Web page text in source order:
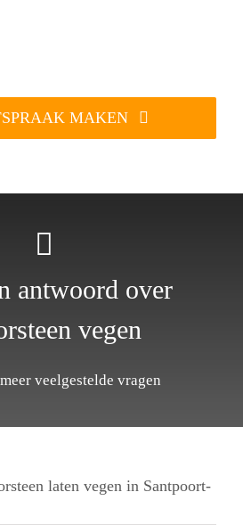
MAKEN
antwoord over
vegen
veelgestelde vragen
laten vegen in Santpoort-